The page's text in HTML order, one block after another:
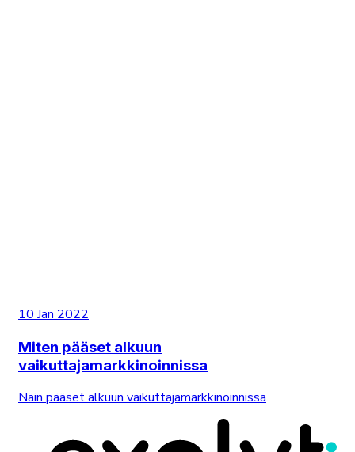
10 Jan 2022
Miten pääset alkuun
vaikuttajamarkkinoinnissa
Näin pääset alkuun vaikuttajamarkkinoinnissa